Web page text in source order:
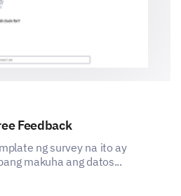
Feedback
ng survey na ito ay
makuha ang datos...